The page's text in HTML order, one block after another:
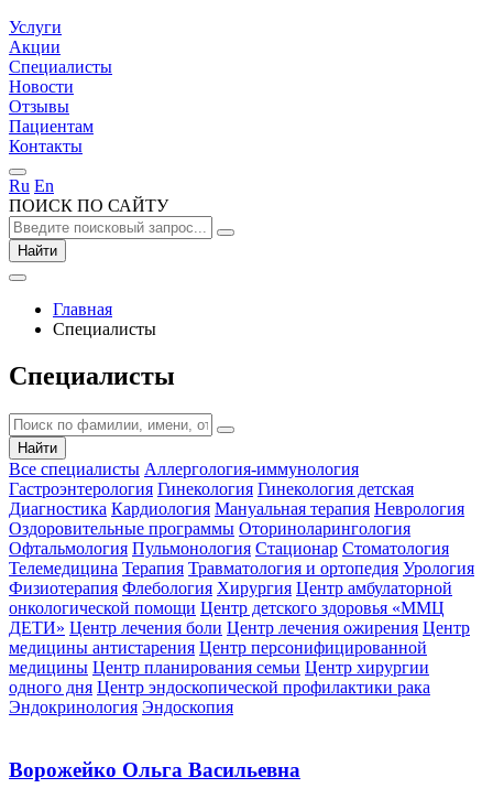
Услуги
Акции
Специалисты
Новости
Отзывы
Пациентам
Контакты
Ru En
ПОИСК ПО САЙТУ
Найти
Главная
Специалисты
Специалисты
Найти
Все специалисты Аллергология-иммунология
Гастроэнтерология Гинекология Гинекология детская
Диагностика Кардиология Мануальная терапия Неврология
Оздоровительные программы Оториноларингология
Офтальмология Пульмонология Стационар Стоматология
Телемедицина Терапия Травматология и ортопедия Урология
Физиотерапия Флебология Хирургия Центр амбулаторной
онкологической помощи Центр детского здоровья «ММЦ
ДЕТИ» Центр лечения боли Центр лечения ожирения Центр
медицины антистарения Центр персонифицированной
медицины Центр планирования семьи Центр хирургии
одного дня Центр эндоскопической профилактики рака
Эндокринология Эндоскопия
Ворожейко Ольга Васильевна